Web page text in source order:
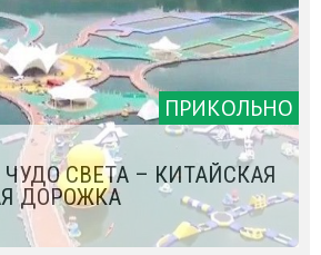
ПРИКОЛЬНО
СВЕТА – КИТАЙСКАЯ
ДОРОЖКА